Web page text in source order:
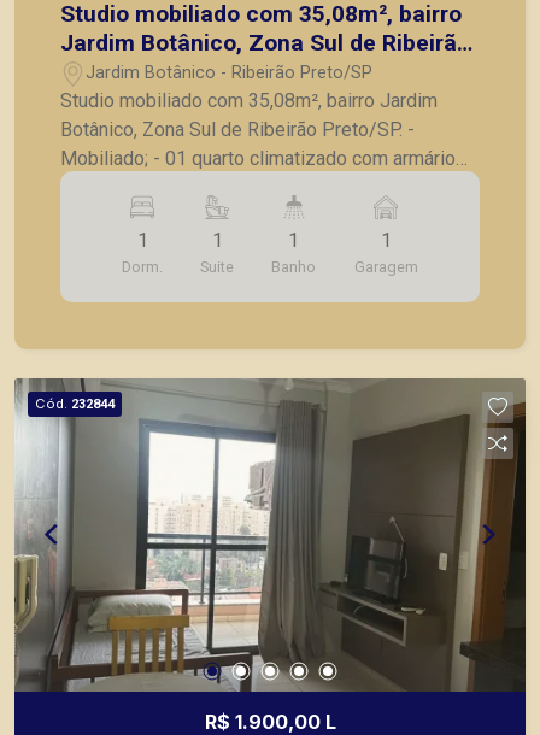
Studio mobiliado com 35,08m², bairro
Jardim Botânico, Zona Sul de Ribeirão
Preto/SP.
Jardim Botânico - Ribeirão Preto/SP
Studio mobiliado com 35,08m², bairro Jardim
Botânico, Zona Sul de Ribeirão Preto/SP. -
Mobiliado; - 01 quarto climatizado com armário
embutido; - Banheiro social completo; - Sala com
rack e painel; - Cozinha planejada com
microondas e frigobar; - Sacada com vista livre; -
01 vaga de garagem. A Piramid tem como
objetivo atender seus clientes com agilidade e
lançamentos da cidade de Ribeirão Preto.
1
Dorm.
1
Suite
1
Banho
1
Garagem
Cód. 232844
R$ 1.900,00 L